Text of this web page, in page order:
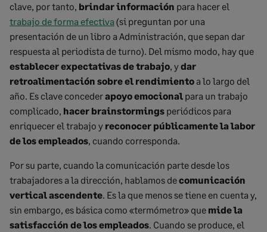
clave, por tanto, brindar información para hacer el
trabajo de forma efectiva (si preguntan por una
presentación de un libro a Administración, que sepan dar
respuesta al periodista de turno). Del mismo modo, hay que
establecer expectativas de trabajo, ydar
retroalimentación sobre el rendimiento a lo largo del
año. Es clave concederapoyo emocional para un trabajo
complicado, hacer brainstormings periódicos para
enriquecer el trabajo y reconocer públicamente la labor
de los empleados, cuando corresponda.
Por su parte, cuando la comunicación parte desde los
trabajadores a la dirección, hablamos decomunicación
vertical ascendente. Es la que menos se tiene en cuenta y,
sin embargo, es básica como «termómetro» que mide la
satisfacción de los empleados. Cuando se produce, el